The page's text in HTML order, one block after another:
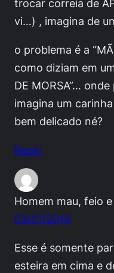
trocar correia de
vi…) , imagina de
o problema é a
como diziam em
DE MORSA”…
imagina um
bem delicado né?
Reply
Homem mau, feio
03/21/2013
Esse é somente
esteira em cima e